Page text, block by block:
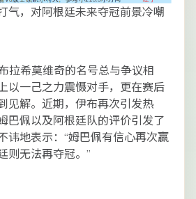
气，对阿根廷未来夺冠前景冷嘲
拉希莫维奇的名号总与争议相
以一己之力震慑对手，更在赛后
见解。近期，伊布再次引发热
巴佩以及阿根廷队的评价引发了
讳地表示：“姆巴佩有信心再次赢
则无法再夺冠。”